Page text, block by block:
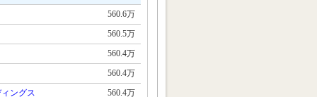
560.6万
560.5万
560.4万
560.4万
ングス
560.4万